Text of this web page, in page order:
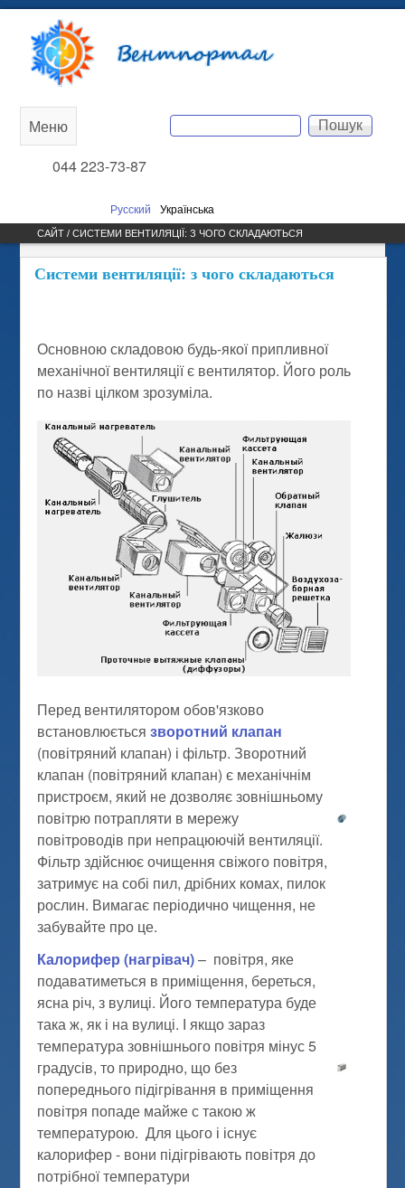
вмісту
Вентпортал
Пошукова форма
Пошук
044 223-73-87
Русский Українська
Main
menu
Меню
САЙТ / СИСТЕМИ ВЕНТИЛЯЦІЇ: З ЧОГО СКЛАДАЮТЬСЯ
Системи вентиляції: з чого складаються
Основною складовою будь-якої припливної
механічної вентиляції є вентилятор. Його роль
по назві цілком зрозуміла.
Перед вентилятором обов'язково
встановлюєтьсязворотний клапан
(повітряний клапан) і фільтр. Зворотний
клапан (повітряний клапан) є механічнім
пристроєм, який не дозволяє зовнішньому
повітрю потрапляти в мережу
повітроводів при непрацюючій вентиляції.
Фільтр здійснює очищення свіжого повітря,
затримує на собі пил, дрібних комах, пилок
рослин. Вимагає періодично чищення, не
забувайте про це.
Калорифер (нагрівач)– повітря, яке
подаватиметься в приміщення, береться,
ясна річ, з вулиці. Його температура буде
така ж, як і на вулиці. І якщо зараз
температура зовнішнього повітря мінус 5
градусів, то природно, що без
попереднього підігрівання в приміщення
повітря попаде майже с такою ж
температурою. Для цього і існує
калорифер - вони підігрівають повітря до
потрібної температури